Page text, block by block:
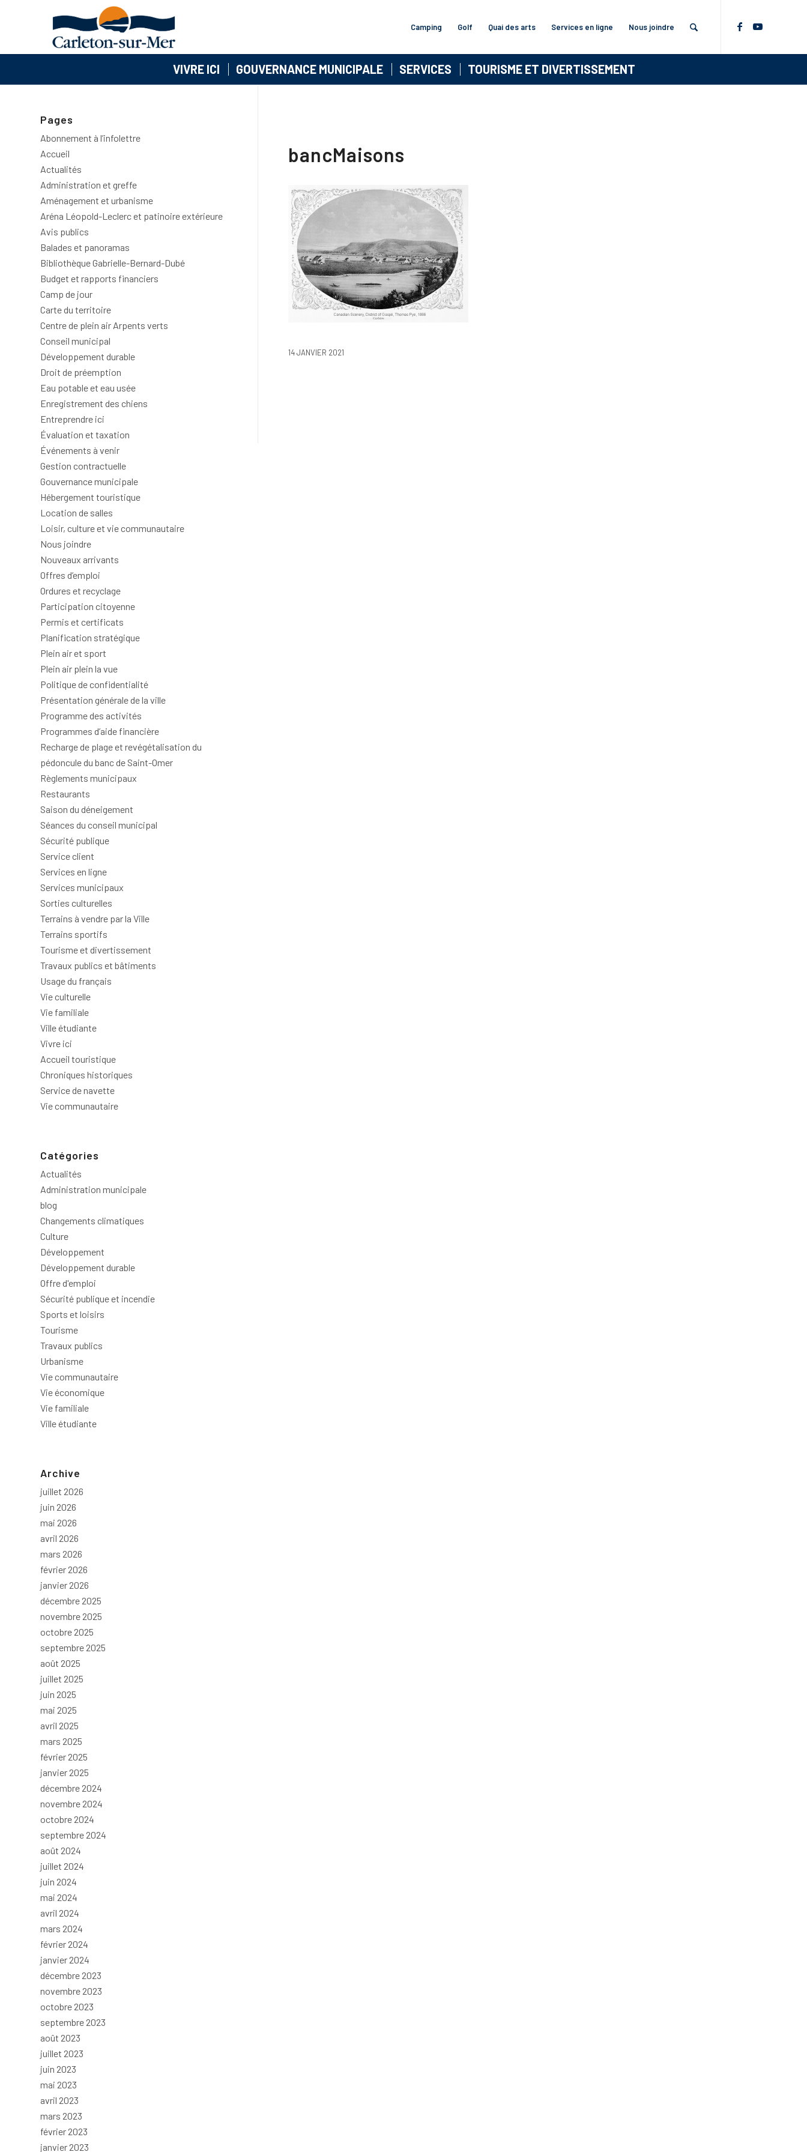
Camping Golf Quai des arts Services en ligne Nous joindre
VIVRE ICI GOUVERNANCE MUNICIPALE SERVICES TOURISME ET DIVERTISSEMENT
bancMaisons
14 JANVIER 2021
Pages
Abonnement à l’infolettre
Accueil
Actualités
Administration et greffe
Aménagement et urbanisme
Aréna Léopold-Leclerc et patinoire extérieure
Avis publics
Balades et panoramas
Bibliothèque Gabrielle-Bernard-Dubé
Budget et rapports financiers
Camp de jour
Carte du territoire
Centre de plein air Arpents verts
Conseil municipal
Développement durable
Droit de préemption
Eau potable et eau usée
Enregistrement des chiens
Entreprendre ici
Évaluation et taxation
Événements à venir
Gestion contractuelle
Gouvernance municipale
Hébergement touristique
Location de salles
Loisir, culture et vie communautaire
Nous joindre
Nouveaux arrivants
Offres d’emploi
Ordures et recyclage
Participation citoyenne
Permis et certificats
Planification stratégique
Plein air et sport
Plein air plein la vue
Politique de confidentialité
Présentation générale de la ville
Programme des activités
Programmes d’aide financière
Recharge de plage et revégétalisation du
pédoncule du banc de Saint-Omer
Règlements municipaux
Restaurants
Saison du déneigement
Séances du conseil municipal
Sécurité publique
Service client
Services en ligne
Services municipaux
Sorties culturelles
Terrains à vendre par la Ville
Terrains sportifs
Tourisme et divertissement
Travaux publics et bâtiments
Usage du français
Vie culturelle
Vie familiale
Ville étudiante
Vivre ici
Accueil touristique
Chroniques historiques
Service de navette
Vie communautaire
Catégories
Actualités
Administration municipale
blog
Changements climatiques
Culture
Développement
Développement durable
Offre d'emploi
Sécurité publique et incendie
Sports et loisirs
Tourisme
Travaux publics
Urbanisme
Vie communautaire
Vie économique
Vie familiale
Ville étudiante
Archive
juillet 2026
juin 2026
mai 2026
avril 2026
mars 2026
février 2026
janvier 2026
décembre 2025
novembre 2025
octobre 2025
septembre 2025
août 2025
juillet 2025
juin 2025
mai 2025
avril 2025
mars 2025
février 2025
janvier 2025
décembre 2024
novembre 2024
octobre 2024
septembre 2024
août 2024
juillet 2024
juin 2024
mai 2024
avril 2024
mars 2024
février 2024
janvier 2024
décembre 2023
novembre 2023
octobre 2023
septembre 2023
août 2023
juillet 2023
juin 2023
mai 2023
avril 2023
mars 2023
février 2023
janvier 2023